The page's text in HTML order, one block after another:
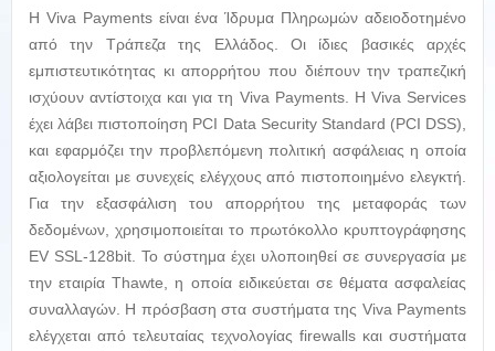
Η Viva Payments είναι ένα Ίδρυμα Πληρωμών αδειοδοτημένο
από την Τράπεζα της Ελλάδος. Οι ίδιες βασικές αρχές
εμπιστευτικότητας κι απορρήτου που διέπουν την τραπεζική
ισχύουν αντίστοιχα και για τη Viva Payments. Η Viva Services
έχει λάβει πιστοποίηση PCI Data Security Standard (PCI DSS),
και εφαρμόζει την προβλεπόμενη πολιτική ασφάλειας η οποία
αξιολογείται με συνεχείς ελέγχους από πιστοποιημένο ελεγκτή.
Για την εξασφάλιση του απορρήτου της μεταφοράς των
δεδομένων, χρησιμοποιείται το πρωτόκολλο κρυπτογράφησης
EV SSL-128bit. Το σύστημα έχει υλοποιηθεί σε συνεργασία με
την εταιρία Thawte, η οποία ειδικεύεται σε θέματα ασφαλείας
συναλλαγών. Η πρόσβαση στα συστήματα της Viva Payments
ελέγχεται από τελευταίας τεχνολογίας firewalls και συστήματα